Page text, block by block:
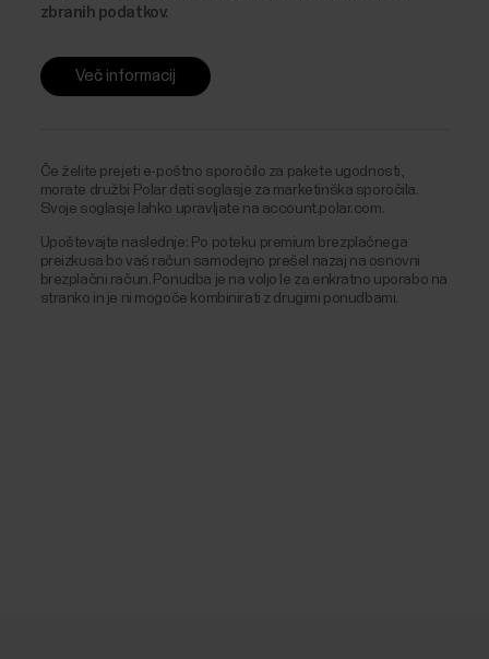
zbranih podatkov.
Več informacij
Če želite prejeti e-poštno sporočilo za pakete ugodnosti,
morate družbi Polar dati soglasje za marketinška sporočila.
Svoje soglasje lahko upravljate na account.polar.com.
Upoštevajte naslednje: Po poteku premium brezplačnega
preizkusa bo vaš račun samodejno prešel nazaj na osnovni
brezplačni račun. Ponudba je na voljo le za enkratno uporabo na
stranko in je ni mogoče kombinirati z drugimi ponudbami.